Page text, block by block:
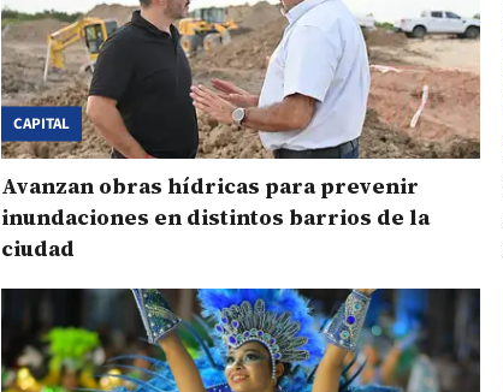
CAPITAL
Avanzan obras hídricas para prevenir
inundaciones en distintos barrios de la
ciudad